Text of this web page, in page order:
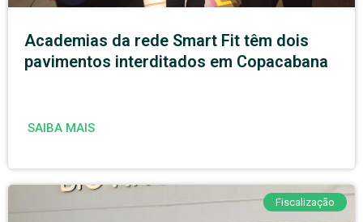
Academias da rede Smart Fit têm dois
pavimentos interditados em Copacabana
SAIBA MAIS
Fiscalização